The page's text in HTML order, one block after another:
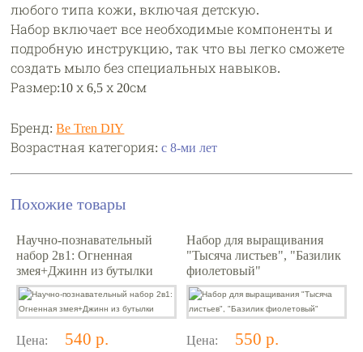
любого типа кожи, включая детскую.
Набор включает все необходимые компоненты и
подробную инструкцию, так что вы легко сможете
создать мыло без специальных навыков.
Размер:10 х 6,5 х 20см
Бренд:Be Tren DIY
Возрастная категория:с 8-ми лет
Похожие товары
Научно-познавательный
набор 2в1: Огненная
змея+Джинн из бутылки
Цена: 540 р.
Набор для выращивания
"Тысяча листьев", "Базилик
фиолетовый"
Цена: 550 р.